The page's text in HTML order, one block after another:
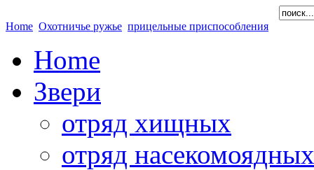
Home Охотничье ружье прицельные приспособления
Home
Звери
отряд хищных
отряд насекомоядных